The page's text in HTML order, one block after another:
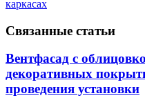
каркасах
Связанные статьи
Вентфасад с
декоративных
проведения установки